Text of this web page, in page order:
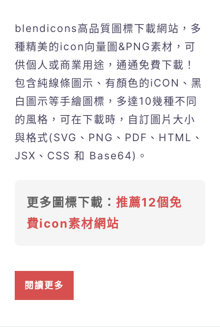
blendicons高品質圖標下載網站，多
種精美的icon向量圖&PNG素材，可
供個人或商業用途，通通免費下載！
包含純線條圖示、有顏色的iCON、黑
白圖示等手繪圖標，多達10幾種不同
的風格，可在下載時，自訂圖片大小
與格式(SVG、PNG、PDF、HTML、
JSX、CSS 和 Base64)。
更多圖標下載： 推薦12個免
費icon素材網站
閱讀更多